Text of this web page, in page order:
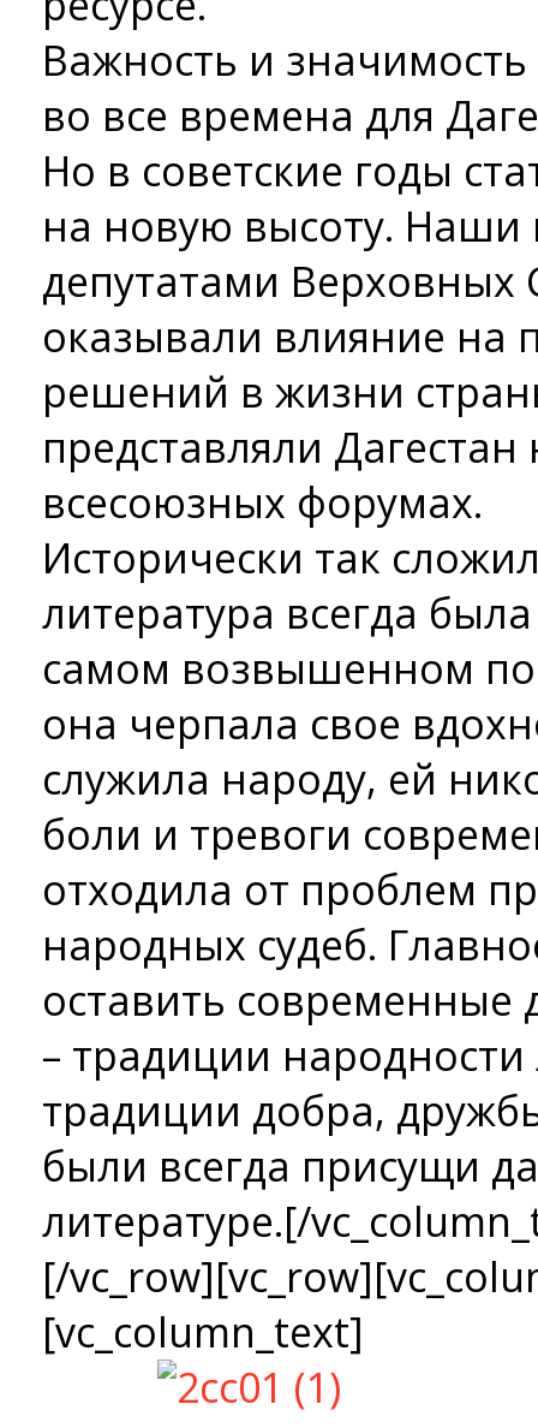
Важность и значимость
во все времена для
Но в советские годы
на новую высоту. Наши
депутатами Верховных
оказывали влияние на
решений в жизни
представляли
всесоюзных форумах.
Исторически так
литература всегда
самом возвышенном
она черпала свое
служила народу, ей
боли и тревоги
отходила от проблем
народных судеб.
оставить современные
– традиции
традиции добра,
были всегда присущи
литературе.[/
[/
[vc_column_text]